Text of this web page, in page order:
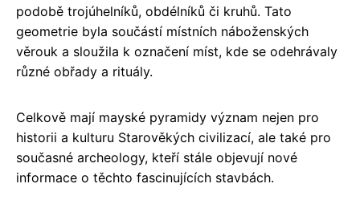
podobě trojúhelníků, obdélníků či kruhů. Tato
geometrie byla součástí místních náboženských
věrouk a sloužila k označení míst, kde se odehrávaly
různé obřady a rituály.
Celkově mají mayské pyramidy význam nejen pro
historii a kulturu Starověkých civilizací, ale také pro
současné archeology, kteří stále objevují nové
informace o těchto fascinujících stavbách.